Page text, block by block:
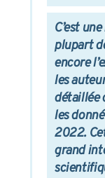
C’est
plupart
encore
les
détaillée
les
2022.
grand